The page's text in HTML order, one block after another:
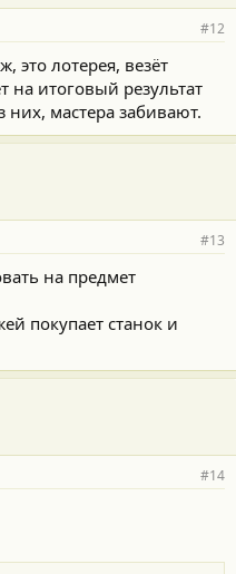
#12
лотерея, везёт
на итоговый результат
мастера забивают.
#13
на предмет
покупает станок и
#14